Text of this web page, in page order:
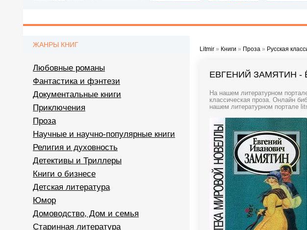
Litmir » Книги » Проза » Русская
ЕВГЕНИЙ ЗАМЯТИН -
На нашем литературном
классическая проза. Онлайн
нашем литературном портале
ЖАНРЫ КНИГ
Любовные романы
Фантастика и фэнтези
Документальные книги
Приключения
Проза
Научные и научно-популярные книги
Религия и духовность
Детективы и Триллеры
Книги о бизнесе
Детская литература
Юмор
Домоводство, Дом и семья
Старинная литература